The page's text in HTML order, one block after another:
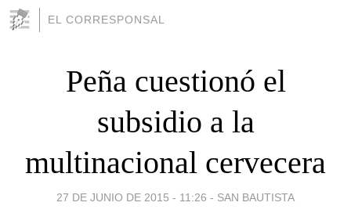
EL CORRESPONSAL
Peña cuestionó el
subsidio a la
multinacional cervecera
27 DE JUNIO DE 2015 - 11:26 - SAN BAUTISTA